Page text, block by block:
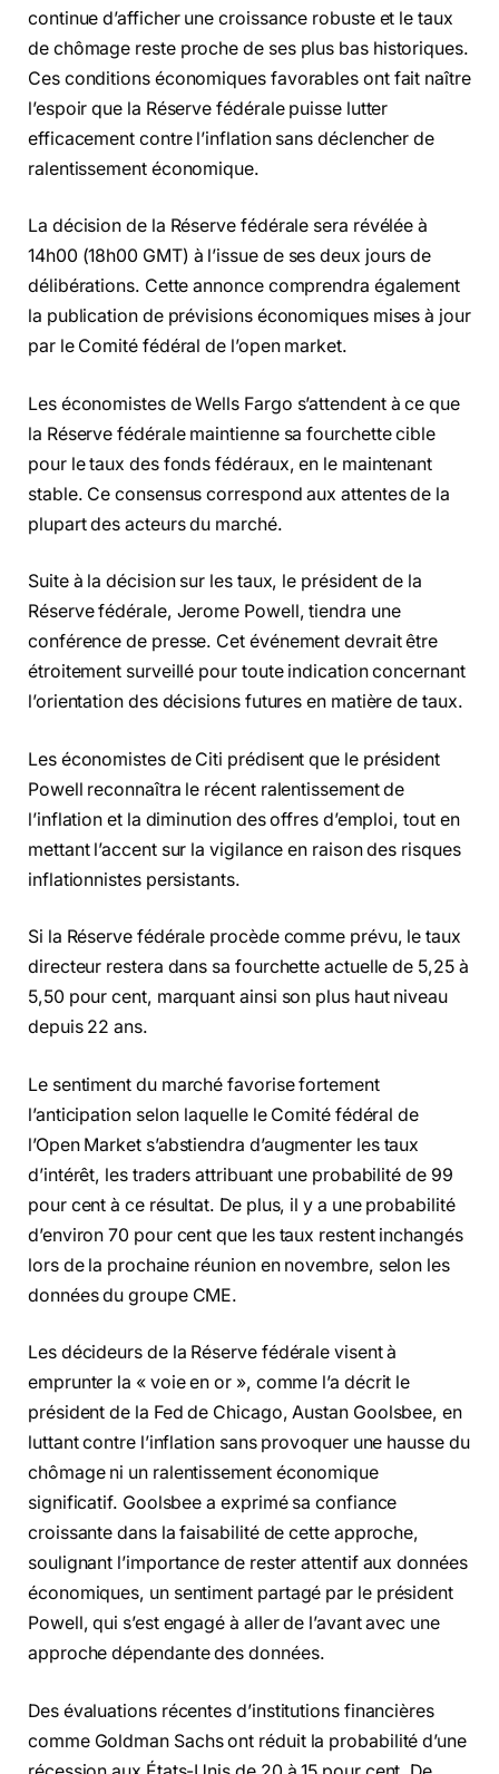
continue d’afficher une croissance robuste et le taux
de chômage reste proche de ses plus bas historiques.
Ces conditions économiques favorables ont fait naître
l’espoir que la Réserve fédérale puisse lutter
efficacement contre l’inflation sans déclencher de
ralentissement économique.
La décision de la Réserve fédérale sera révélée à
14h00 (18h00 GMT) à l’issue de ses deux jours de
délibérations. Cette annonce comprendra également
la publication de prévisions économiques mises à jour
par le Comité fédéral de l’open market.
Les économistes de Wells Fargo s’attendent à ce que
la Réserve fédérale maintienne sa fourchette cible
pour le taux des fonds fédéraux, en le maintenant
stable. Ce consensus correspond aux attentes de la
plupart des acteurs du marché.
Suite à la décision sur les taux, le président de la
Réserve fédérale, Jerome Powell, tiendra une
conférence de presse. Cet événement devrait être
étroitement surveillé pour toute indication concernant
l’orientation des décisions futures en matière de taux.
Les économistes de Citi prédisent que le président
Powell reconnaîtra le récent ralentissement de
l’inflation et la diminution des offres d’emploi, tout en
mettant l’accent sur la vigilance en raison des risques
inflationnistes persistants.
Si la Réserve fédérale procède comme prévu, le taux
directeur restera dans sa fourchette actuelle de 5,25 à
5,50 pour cent, marquant ainsi son plus haut niveau
depuis 22 ans.
Le sentiment du marché favorise fortement
l’anticipation selon laquelle le Comité fédéral de
l’Open Market s’abstiendra d’augmenter les taux
d’intérêt, les traders attribuant une probabilité de 99
pour cent à ce résultat. De plus, il y a une probabilité
d’environ 70 pour cent que les taux restent inchangés
lors de la prochaine réunion en novembre, selon les
données du groupe CME.
Les décideurs de la Réserve fédérale visent à
emprunter la « voie en or », comme l’a décrit le
président de la Fed de Chicago, Austan Goolsbee, en
luttant contre l’inflation sans provoquer une hausse du
chômage ni un ralentissement économique
significatif. Goolsbee a exprimé sa confiance
croissante dans la faisabilité de cette approche,
soulignant l’importance de rester attentif aux données
économiques, un sentiment partagé par le président
Powell, qui s’est engagé à aller de l’avant avec une
approche dépendante des données.
Des évaluations récentes d’institutions financières
comme Goldman Sachs ont réduit la probabilité d’une